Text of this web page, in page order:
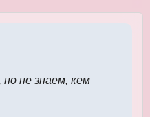
не знаем, кем